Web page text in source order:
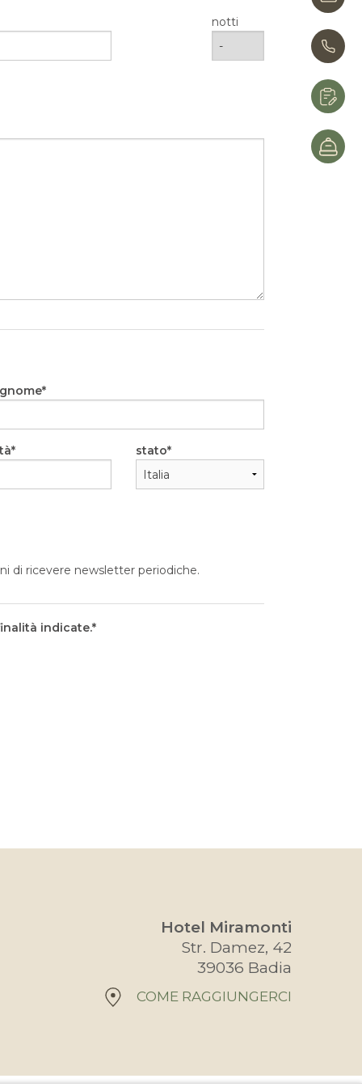
notti
stato
di ricevere newsletter periodiche.
indicate.
Hotel Miramonti
Str. Damez, 42
39036 Badia
COME RAGGIUNGERCI